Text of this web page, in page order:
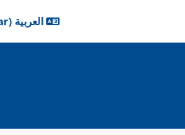
العربية ‎(ar)‎